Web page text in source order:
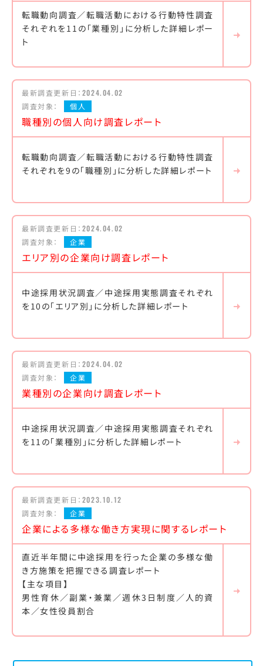
転職動向調査／転職活動における行動特性調査
それぞれを11の「業種別」に分析した詳細レポー
ト
最新調査更新日： 2024.04.02
調査対象：
個人
職種別の個人向け調査レポート
転職動向調査／転職活動における行動特性調査
それぞれを9の「職種別」に分析した詳細レポート
最新調査更新日： 2024.04.02
調査対象：
企業
エリア別の企業向け調査レポート
中途採用状況調査／中途採用実態調査それぞれ
を10の「エリア別」に分析した詳細レポート
最新調査更新日： 2024.04.02
調査対象：
企業
業種別の企業向け調査レポート
中途採用状況調査／中途採用実態調査それぞれ
を11の「業種別」に分析した詳細レポート
最新調査更新日： 2023.10.12
調査対象：
企業
企業による多様な働き方実現に関するレポート
直近半年間に中途採用を行った企業の多様な働
き方施策を把握できる調査レポート
【主な項目】
男性育休／副業・兼業／週休3日制度／人的資
本／女性役員割合